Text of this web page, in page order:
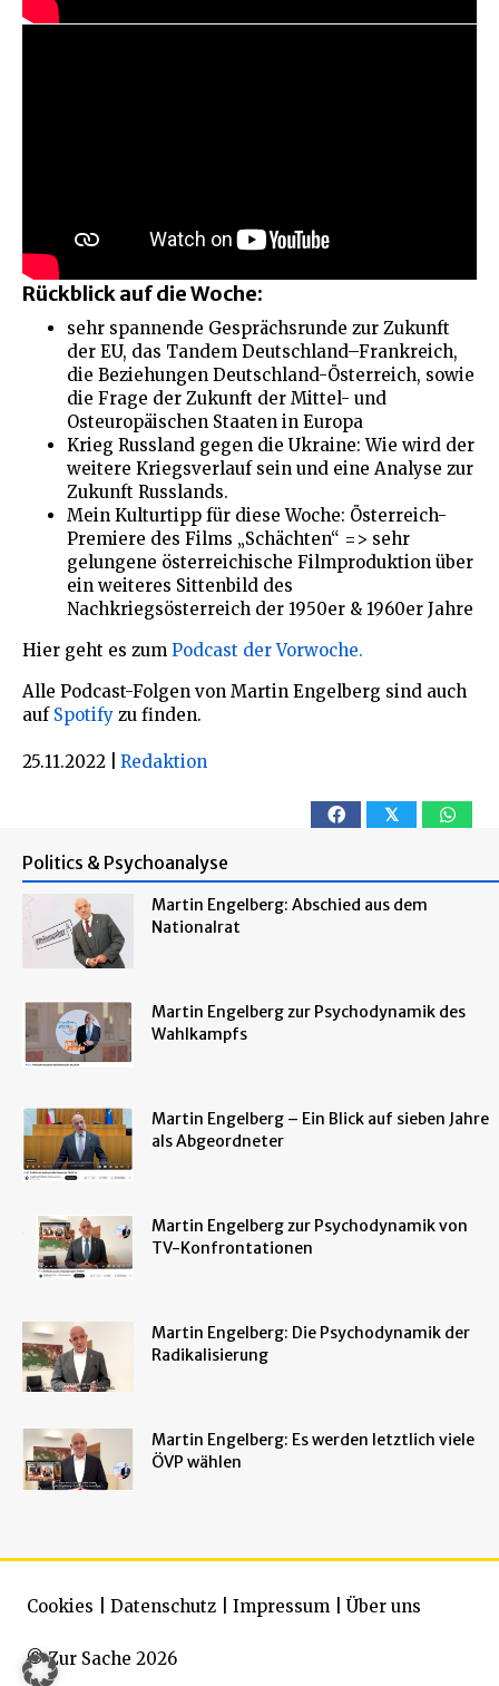
Rückblick auf die Woche:
sehr spannende Gesprächsrunde zur Zukunft
der EU, das Tandem Deutschland–Frankreich,
die Beziehungen Deutschland-Österreich, sowie
die Frage der Zukunft der Mittel- und
Osteuropäischen Staaten in Europa
Krieg Russland gegen die Ukraine: Wie wird der
weitere Kriegsverlauf sein und eine Analyse zur
Zukunft Russlands.
Mein Kulturtipp für diese Woche: Österreich-
Premiere des Films „Schächten“ => sehr
gelungene österreichische Filmproduktion über
ein weiteres Sittenbild des
Nachkriegsösterreich der 1950er & 1960er Jahre
Hier geht es zum Podcast der Vorwoche.
Alle Podcast-Folgen von Martin Engelberg sind auch
auf Spotify zu finden.
25.11.2022 Redaktion
𝕏
Politics & Psychoanalyse
Martin Engelberg: Abschied aus dem
Nationalrat
Martin Engelberg zur Psychodynamik des
Wahlkampfs
Martin Engelberg – Ein Blick auf sieben Jahre
als Abgeordneter
Martin Engelberg zur Psychodynamik von
TV-Konfrontationen
Martin Engelberg: Die Psychodynamik der
Radikalisierung
Martin Engelberg: Es werden letztlich viele
ÖVP wählen
© Zur Sache 2026
Cookies Datenschutz Impressum Über uns